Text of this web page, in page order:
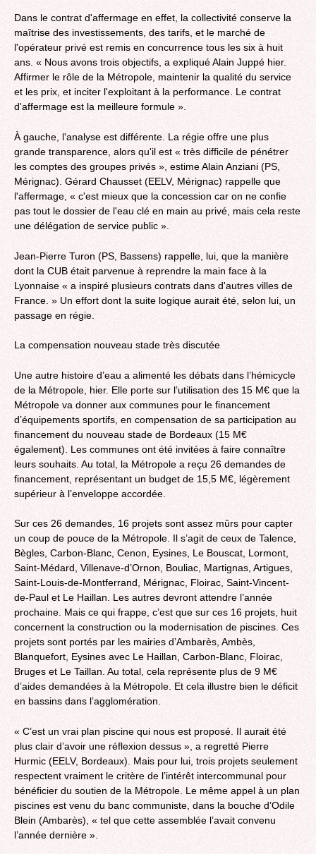
Dans le contrat d'affermage en effet, la collectivité conserve la
maîtrise des investissements, des tarifs, et le marché de
l'opérateur privé est remis en concurrence tous les six à huit
ans. « Nous avons trois objectifs, a expliqué Alain Juppé hier.
Affirmer le rôle de la Métropole, maintenir la qualité du service
et les prix, et inciter l'exploitant à la performance. Le contrat
d'affermage est la meilleure formule ».
À gauche, l'analyse est différente. La régie offre une plus
grande transparence, alors qu'il est « très difficile de pénétrer
les comptes des groupes privés », estime Alain Anziani (PS,
Mérignac). Gérard Chausset (EELV, Mérignac) rappelle que
l'affermage, « c'est mieux que la concession car on ne confie
pas tout le dossier de l'eau clé en main au privé, mais cela reste
une délégation de service public ».
Jean-Pierre Turon (PS, Bassens) rappelle, lui, que la manière
dont la CUB était parvenue à reprendre la main face à la
Lyonnaise « a inspiré plusieurs contrats dans d'autres villes de
France. » Un effort dont la suite logique aurait été, selon lui, un
passage en régie.
La compensation nouveau stade très discutée
Une autre histoire d’eau a alimenté les débats dans l’hémicycle
de la Métropole, hier. Elle porte sur l’utilisation des 15 M€ que la
Métropole va donner aux communes pour le financement
d’équipements sportifs, en compensation de sa participation au
financement du nouveau stade de Bordeaux (15 M€
également). Les communes ont été invitées à faire connaître
leurs souhaits. Au total, la Métropole a reçu 26 demandes de
financement, représentant un budget de 15,5 M€, légèrement
supérieur à l’enveloppe accordée.
Sur ces 26 demandes, 16 projets sont assez mûrs pour capter
un coup de pouce de la Métropole. Il s’agit de ceux de Talence,
Bègles, Carbon-Blanc, Cenon, Eysines, Le Bouscat, Lormont,
Saint-Médard, Villenave-d’Ornon, Bouliac, Martignas, Artigues,
Saint-Louis-de-Montferrand, Mérignac, Floirac, Saint-Vincent-
de-Paul et Le Haillan. Les autres devront attendre l’année
prochaine. Mais ce qui frappe, c’est que sur ces 16 projets, huit
concernent la construction ou la modernisation de piscines. Ces
projets sont portés par les mairies d’Ambarès, Ambès,
Blanquefort, Eysines avec Le Haillan, Carbon-Blanc, Floirac,
Bruges et Le Taillan. Au total, cela représente plus de 9 M€
d’aides demandées à la Métropole. Et cela illustre bien le déficit
en bassins dans l’agglomération.
« C’est un vrai plan piscine qui nous est proposé. Il aurait été
plus clair d’avoir une réflexion dessus », a regretté Pierre
Hurmic (EELV, Bordeaux). Mais pour lui, trois projets seulement
respectent vraiment le critère de l’intérêt intercommunal pour
bénéficier du soutien de la Métropole. Le même appel à un plan
piscines est venu du banc communiste, dans la bouche d’Odile
Blein (Ambarès), « tel que cette assemblée l’avait convenu
l’année dernière ».